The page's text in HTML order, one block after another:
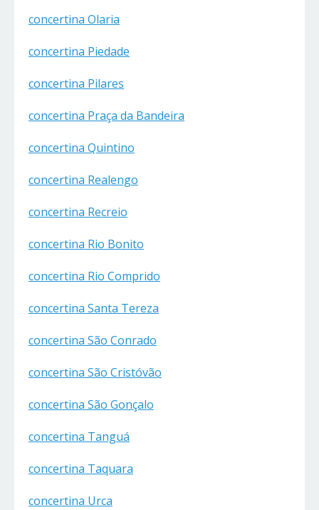
concertina Olaria
concertina Piedade
concertina Pilares
concertina Praça da Bandeira
concertina Quintino
concertina Realengo
concertina Recreio
concertina Rio Bonito
concertina Rio Comprido
concertina Santa Tereza
concertina São Conrado
concertina São Cristóvão
concertina São Gonçalo
concertina Tanguá
concertina Taquara
concertina Urca